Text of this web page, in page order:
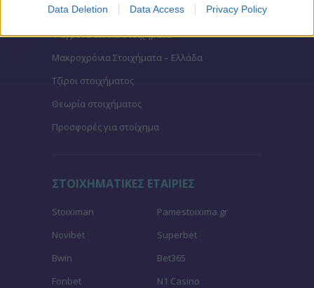
Data Deletion Data Access Privacy Policy
Μακροχρόνια Στοιχήματα
Ψαγμένα ειδικά στοιχήματα
Μακροχρόνια Στοιχήματα – Ελλάδα
Τζίροι στοιχήματος
Θεωρία στοιχήματος
Προσφορές για στοίχημα
ΣΤΟΙΧΗΜΑΤΙΚΕΣ ΕΤΑΙΡΙΕΣ
Stoiximan
Pamestoixima.gr
Novibet
Superbet
Bwin
Bet365
Fonbet
N1 Casino